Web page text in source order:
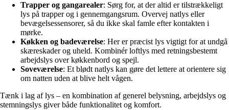
Trapper og gangarealer: Sørg for, at der altid er tilstrækkeligt
lys på trapper og i gennemgangsrum. Overvej natlys eller
bevægelsessensorer, så du ikke skal famle efter kontakten i
mørke.
Køkken og badeværelse: Her er præcist lys vigtigt for at undgå
skæreskader og uheld. Kombinér loftlys med retningsbestemt
arbejdslys over køkkenbord og spejl.
Soveværelse: Et blødt natlys kan gøre det lettere at orientere sig
om natten uden at blive helt vågen.
Tænk i lag af lys – en kombination af generel belysning, arbejdslys og
stemningslys giver både funktionalitet og komfort.